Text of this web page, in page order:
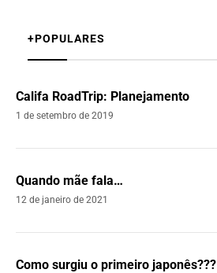
+POPULARES
Califa RoadTrip: Planejamento
1 de setembro de 2019
Quando mãe fala…
12 de janeiro de 2021
Como surgiu o primeiro japonês???